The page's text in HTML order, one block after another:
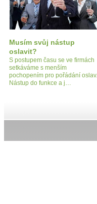
Musím svůj nástup
oslavit?
S postupem času se ve firmách
setkáváme s menším
pochopením pro pořádání oslav.
Nástup do funkce a j…